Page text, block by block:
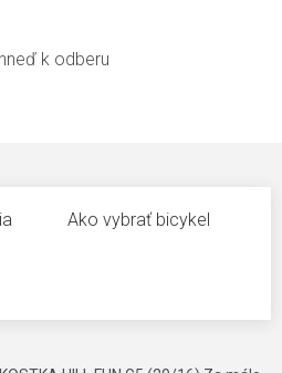
k odberu
Ako vybrať bicykel